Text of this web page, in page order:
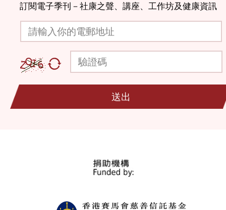
訂閱電子季刊－社康之聲、講座、工作坊及健康資訊
送出